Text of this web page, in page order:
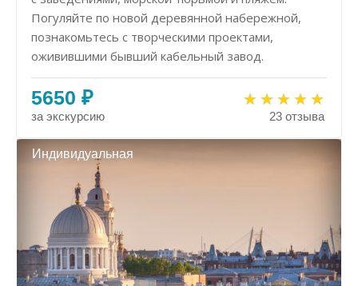
Погуляйте по новой деревянной набережной,
познакомьтесь с творческими проектами,
оживившими бывший кабельный завод.
5650 ₽
за экскурсию 23 отзыва
Индивидуальная